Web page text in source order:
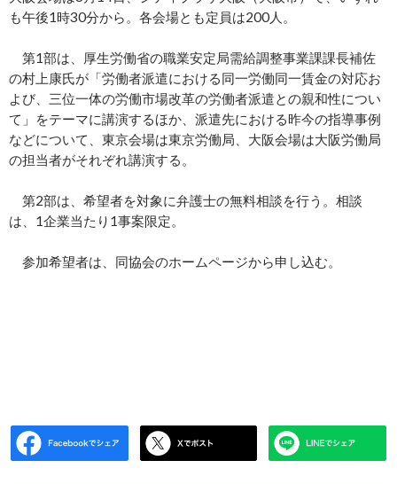
も午後1時30分から。各会場とも定員は200人。
第1部は、厚生労働省の職業安定局需給調整事業課課長補佐
の村上康氏が「労働者派遣における同一労働同一賃金の対応お
よび、三位一体の労働市場改革の労働者派遣との親和性につい
て」をテーマに講演するほか、派遣先における昨今の指導事例
などについて、東京会場は東京労働局、大阪会場は大阪労働局
の担当者がそれぞれ講演する。
第2部は、希望者を対象に弁護士の無料相談を行う。相談
は、1企業当たり1事案限定。
参加希望者は、同協会のホームページから申し込む。